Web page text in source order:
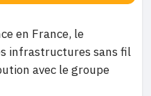
en France, le
infrastructures sans fil
avec le groupe